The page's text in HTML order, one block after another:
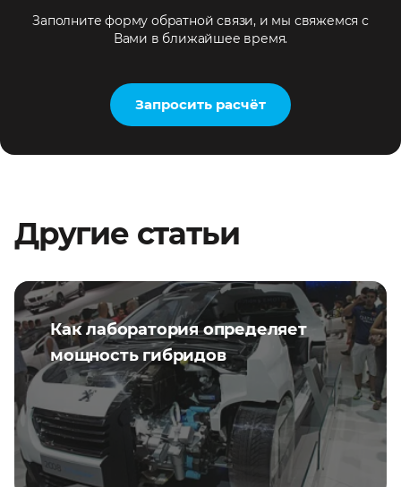
Заполните форму обратной связи, и мы свяжемся с
Вами в ближайшее время.
Запросить расчёт
Другие статьи
Как лаборатория определяет
мощность гибридов